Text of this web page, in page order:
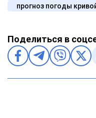
прогноз погоды
Поделиться в